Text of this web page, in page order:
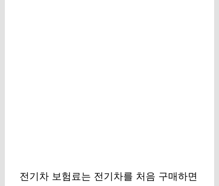
전기차 보험료는 전기차를 처음 구매하면